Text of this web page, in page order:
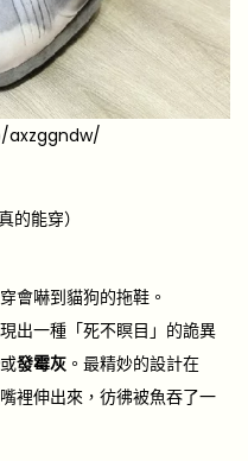
的能穿）
會嚇到貓狗的拖鞋。
出一種「死不瞑目」的詭異
或發霉灰 。最精妙的設計在
裡伸出來，彷彿被魚吞了一